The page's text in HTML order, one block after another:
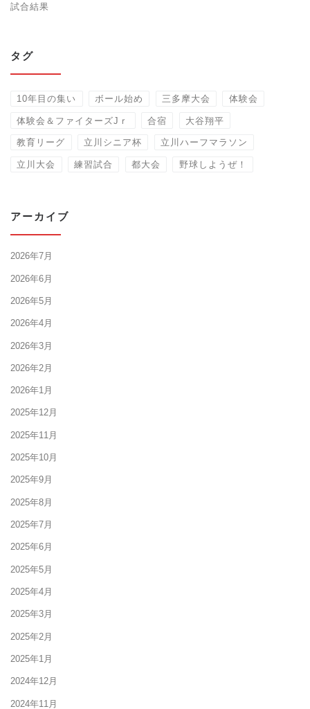
試合結果
タグ
10年目の集い ボール始め 三多摩大会 体験会
体験会＆ファイターズJｒ 合宿 大谷翔平
教育リーグ 立川シニア杯 立川ハーフマラソン
立川大会 練習試合 都大会 野球しようぜ！
アーカイブ
2026年7月
2026年6月
2026年5月
2026年4月
2026年3月
2026年2月
2026年1月
2025年12月
2025年11月
2025年10月
2025年9月
2025年8月
2025年7月
2025年6月
2025年5月
2025年4月
2025年3月
2025年2月
2025年1月
2024年12月
2024年11月